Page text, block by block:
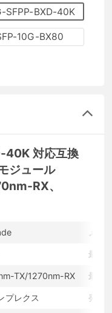
SFPP-BXD-40K
10G-BX80
対応互換
ジュール
RX、
最大
TX/1270nm-RX 最大
プレクス 発光